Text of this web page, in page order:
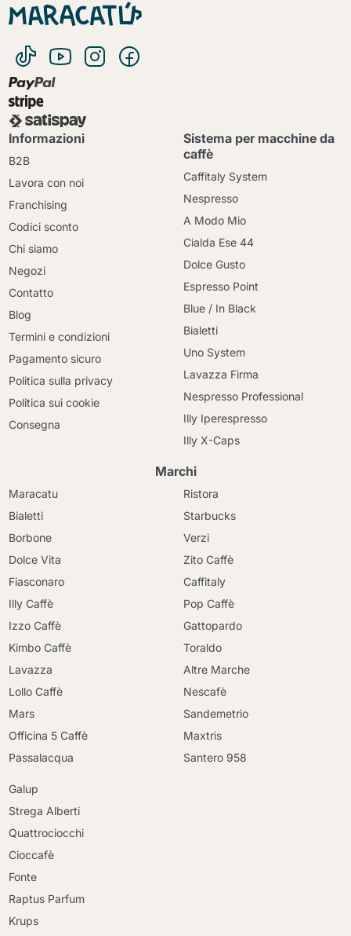
Informazioni
B2B
Lavora con noi
Franchising
Codici sconto
Chi siamo
Negozi
Contatto
Blog
Termini e condizioni
Pagamento sicuro
Politica sulla privacy
Politica sui cookie
Consegna
Sistema per macchine da
caffè
Caffitaly System
Nespresso
A Modo Mio
Cialda Ese 44
Dolce Gusto
Espresso Point
Blue / In Black
Bialetti
Uno System
Lavazza Firma
Nespresso Professional
Illy Iperespresso
Illy X-Caps
Marchi
Maracatu
Bialetti
Borbone
Dolce Vita
Fiasconaro
Illy Caffè
Izzo Caffè
Kimbo Caffè
Lavazza
Lollo Caffè
Mars
Officina 5 Caffè
Passalacqua
Ristora
Starbucks
Verzi
Zito Caffè
Caffitaly
Pop Caffè
Gattopardo
Toraldo
Altre Marche
Nescafè
Sandemetrio
Maxtris
Santero 958
Galup
Strega Alberti
Quattrociocchi
Cioccafè
Fonte
Raptus Parfum
Krups